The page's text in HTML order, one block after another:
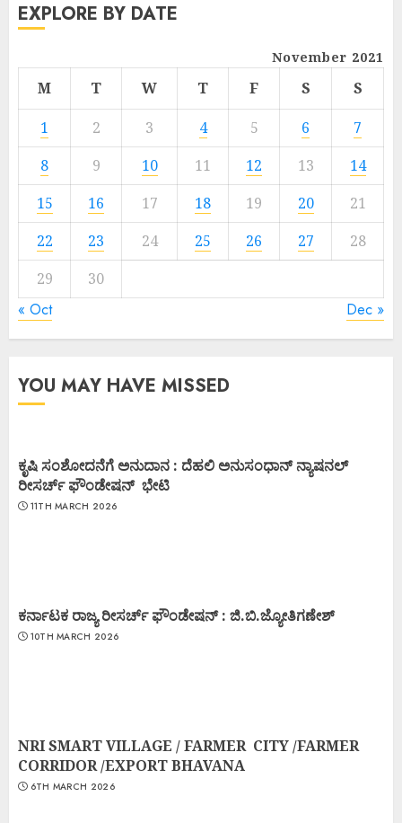
EXPLORE BY DATE
November 2021
M T W T F S
S
1
2 3 4 5 6
7
8
9 10 11 12 13
14
15
16 17 18 19 20
21
22
23 24 25 26 27
28
29
30
« Oct Dec »
YOU MAY HAVE MISSED
ಕೃಷಿ ಸಂಶೋದನೆಗೆ ಅನುದಾನ : ದೆಹಲಿ ಅನುಸಂಧಾನ್ ನ್ಯಾಷನಲ್
ರೀಸರ್ಚ್ ಫೌಂಡೇಷನ್ ಭೇಟಿ
11TH MARCH 2026
ಕರ್ನಾಟಕ ರಾಜ್ಯ ರೀಸರ್ಚ್ ಫೌಂಡೇಷನ್ : ಜಿ.ಬಿ.ಜ್ಯೋತಿಗಣೇಶ್
10TH MARCH 2026
NRI SMART VILLAGE / FARMER CITY /FARMER
CORRIDOR /EXPORT BHAVANA
6TH MARCH 2026